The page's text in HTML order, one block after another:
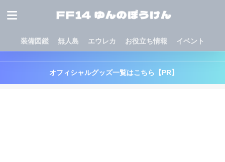
装備図鑑 無人島 エウレカ お役立ち情報 イベント
オフィシャルグッズ一覧はこちら【PR】